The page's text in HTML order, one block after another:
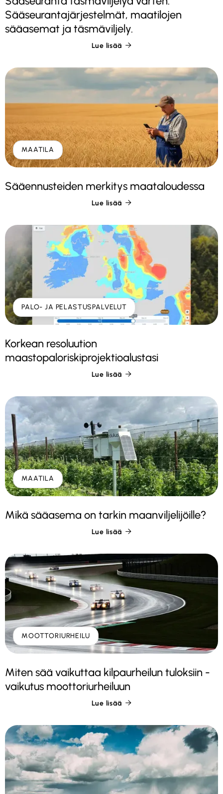
Sääseurantajärjestelmät, maatilojen
sääasemat ja täsmäviljely.
Lue lisää 
MAATILA
Sääennusteiden merkitys maataloudessa
Lue lisää 
PALO- JA PELASTUSPALVELUT
Korkean resoluution
maastopaloriskiprojektioalustasi
Lue lisää 
MAATILA
Mikä sääasema on tarkin maanviljelijöille?
Lue lisää 
MOOTTORIURHEILU
Miten sää vaikuttaa kilpaurheilun tuloksiin -
vaikutus moottoriurheiluun
Lue lisää 